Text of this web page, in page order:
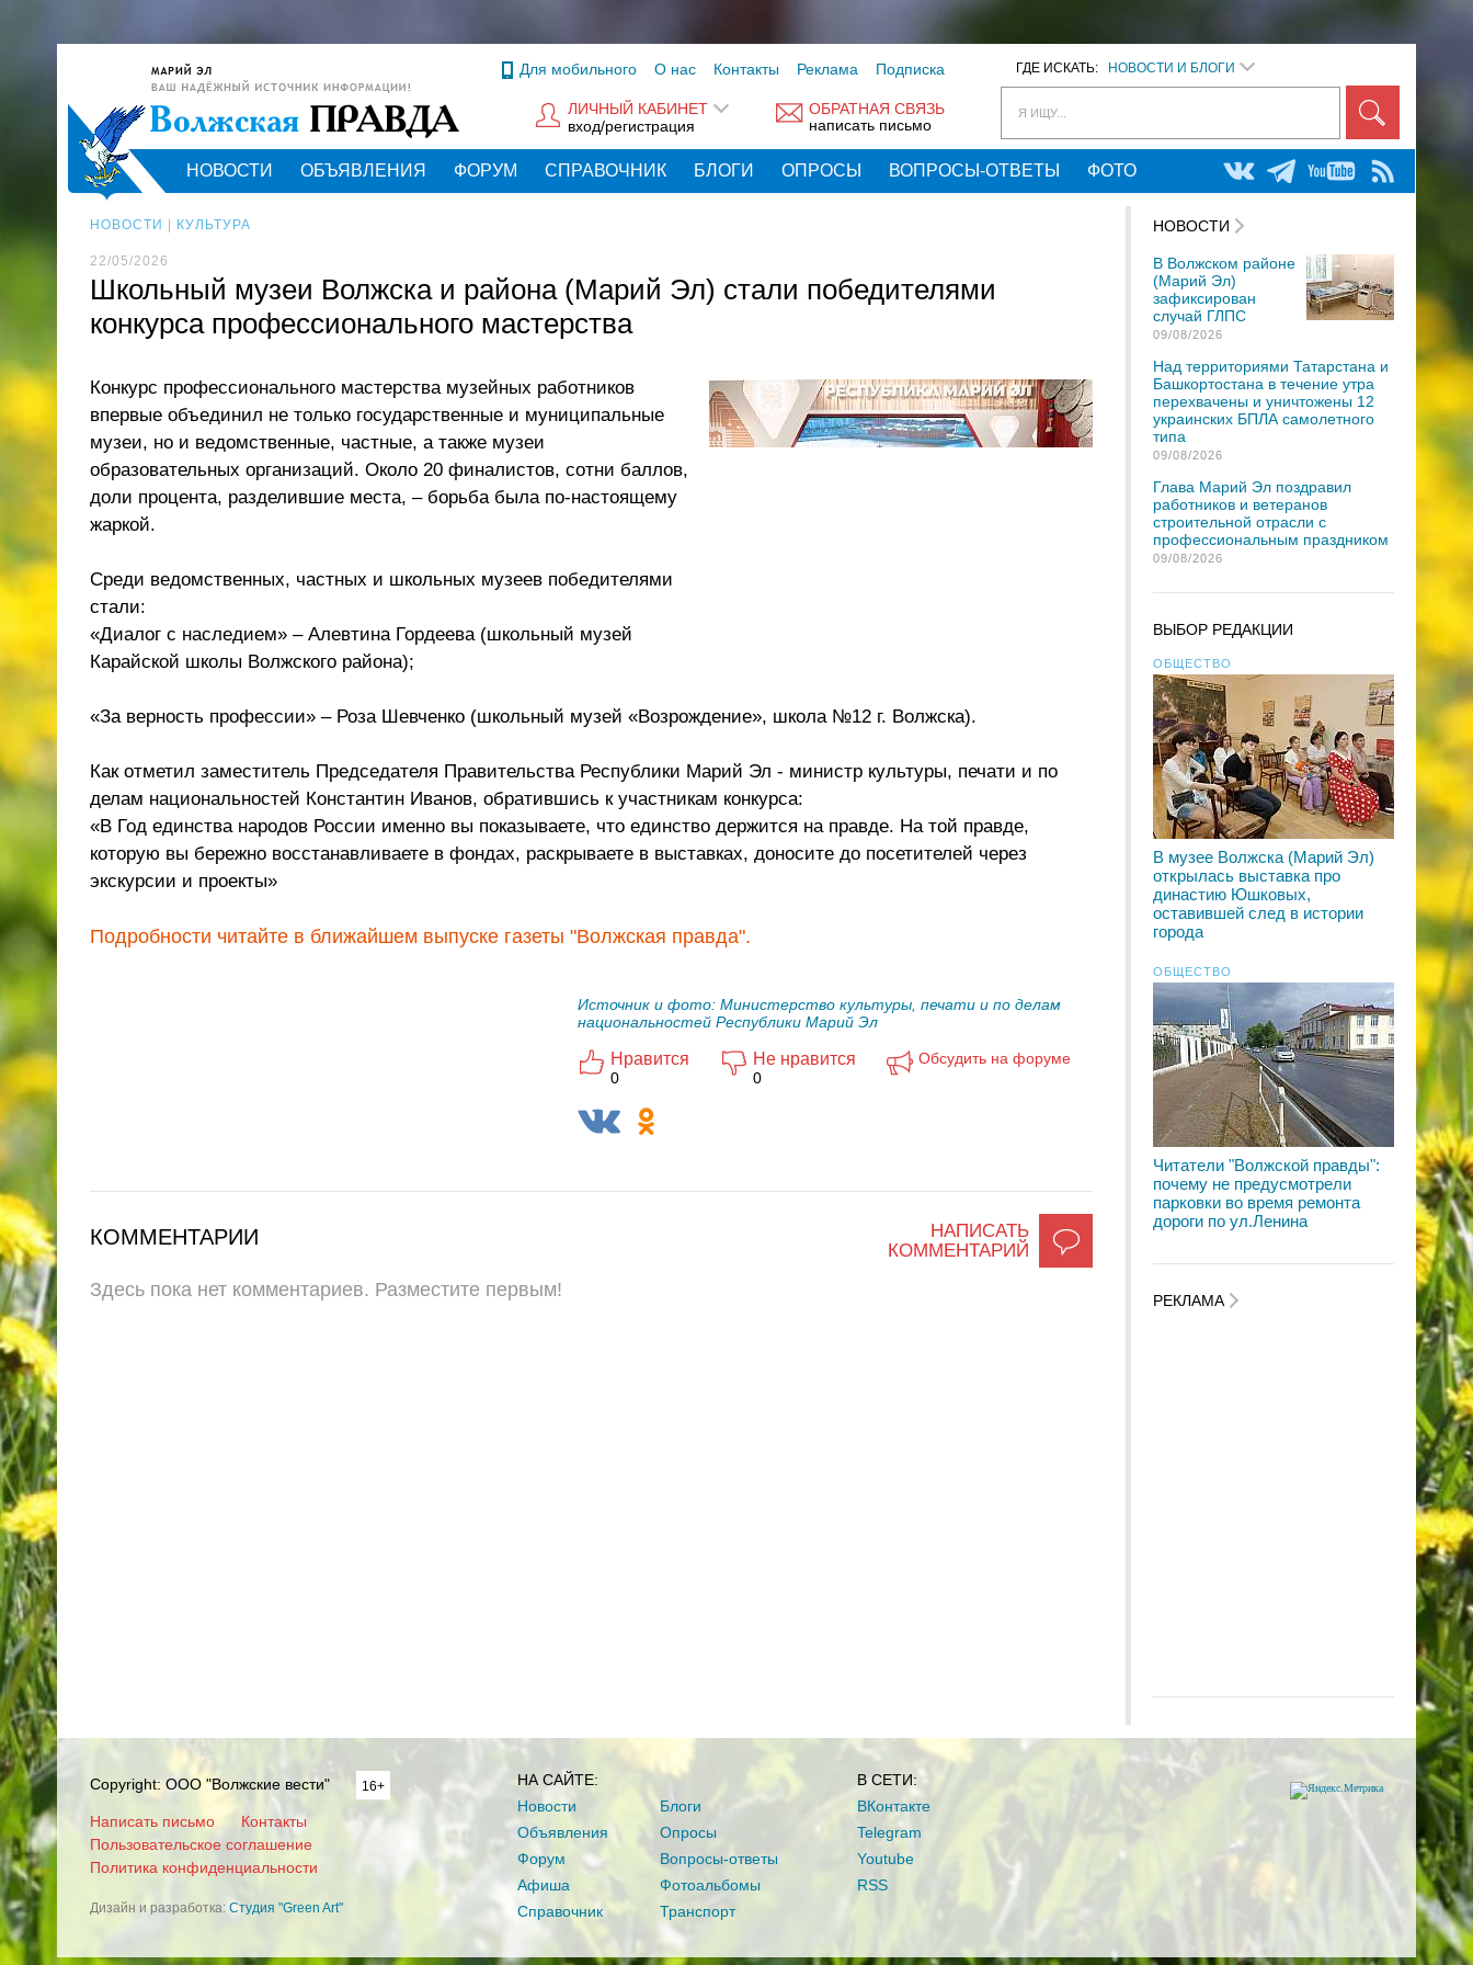
ГДЕ ИСКАТЬ: НОВОСТИ И БЛОГИ
Я ИЩУ...
Для мобильного О нас Контакты Реклама Подписка
ОБРАТНАЯ СВЯЗЬ
написать письмо
ЛИЧНЫЙ КАБИНЕТ
вход/регистрация
НОВОСТИ ОБЪЯВЛЕНИЯ ФОРУМ СПРАВОЧНИК БЛОГИ ОПРОСЫ ВОПРОСЫ-ОТВЕТЫ ФОТО
НОВОСТИ КУЛЬТУРА
22/05/2026
Школьный музеи Волжска и района (Марий Эл) стали победителями
конкурса профессионального мастерства
Конкурс профессионального мастерства музейных работников
впервые объединил не только государственные и муниципальные
музеи, но и ведомственные, частные, а также музеи
образовательных организаций. Около 20 финалистов, сотни баллов,
доли процента, разделившие места, – борьба была по-настоящему
жаркой.
Среди ведомственных, частных и школьных музеев победителями
стали:
«Диалог с наследием» – Алевтина Гордеева (школьный музей
Карайской школы Волжского района);
«За верность профессии» – Роза Шевченко (школьный музей «Возрождение», школа №12 г. Волжска).
Как отметил заместитель Председателя Правительства Республики Марий Эл - министр культуры, печати и по
делам национальностей Константин Иванов, обратившись к участникам конкурса:
«В Год единства народов России именно вы показываете, что единство держится на правде. На той правде,
которую вы бережно восстанавливаете в фондах, раскрываете в выставках, доносите до посетителей через
экскурсии и проекты»
Подробности читайте в ближайшем выпуске газеты "Волжская правда".
Источник и фото: Министерство культуры, печати и по делам
национальностей Республики Марий Эл
Нравится
0
Не нравится
0
Обсудить на форуме
НАПИСАТЬ
КОММЕНТАРИЙ
КОММЕНТАРИИ
Здесь пока нет комментариев. Разместите первым!
НОВОСТИ
В Волжском районе
(Марий Эл)
зафиксирован
случай ГЛПС
09/08/2026
Над территориями Татарстана и
Башкортостана в течение утра
перехвачены и уничтожены 12
украинских БПЛА самолетного
типа
09/08/2026
Глава Марий Эл поздравил
работников и ветеранов
строительной отрасли с
профессиональным праздником
09/08/2026
ВЫБОР РЕДАКЦИИ
ОБЩЕСТВО
В музее Волжска (Марий Эл)
открылась выставка про
династию Юшковых,
оставившей след в истории
города
ОБЩЕСТВО
Читатели "Волжской правды":
почему не предусмотрели
парковки во время ремонта
дороги по ул.Ленина
РЕКЛАМА
Copyright: ООО "Волжские вести" 16+
Написать письмо
Контакты
Пользовательское соглашение
Политика конфиденциальности
Дизайн и разработка: Студия "Green Art"
НА САЙТЕ:
Новости
Объявления
Форум
Афиша
Справочник
Блоги
Опросы
Вопросы-ответы
Фотоальбомы
Транспорт
В СЕТИ:
ВКонтакте
Telegram
Youtube
RSS